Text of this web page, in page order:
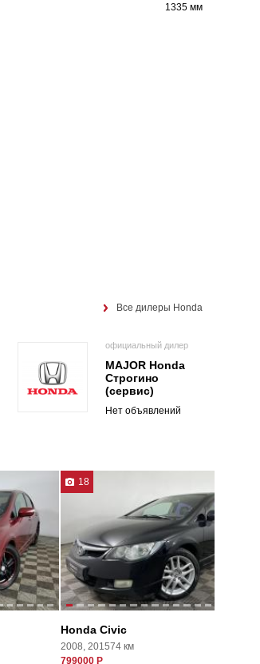
1335 мм
Все дилеры Honda
официальный дилер
MAJOR Honda
Строгино
(сервис)
Нет объявлений
18
Honda Civic
2008, 201574 км
799000 Р